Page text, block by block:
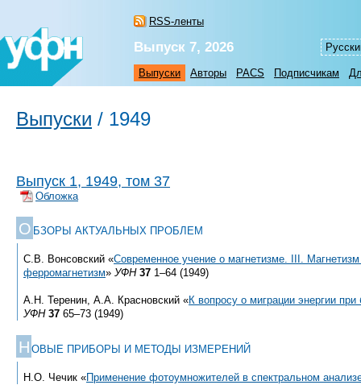
RSS-ленты
Выпуск 7, 2026
Выпуски Авторы PACS Подписчикам
Выпуски / 1949
Выпуск 1, 1949, том 37
Обложка
О БЗОРЫ АКТУАЛЬНЫХ ПРОБЛЕМ
С.В. Вонсовский «Современное учение о магнетизме. III.
ферромагнетизм» УФН 37 1–64 (1949)
А.Н. Теренин, А.А. Красновский «К вопросу о миграции энергии при
УФН 37 65–73 (1949)
Н ОВЫЕ ПРИБОРЫ И МЕТОДЫ ИЗМЕРЕНИЙ
Н.О. Чечик «Применение фотоумножителей в спектральном